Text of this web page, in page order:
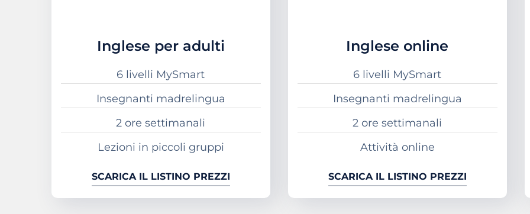
Inglese per adulti
6 livelli MySmart
Insegnanti madrelingua
2 ore settimanali
Lezioni in piccoli gruppi
SCARICA IL LISTINO PREZZI
Inglese online
6 livelli MySmart
Insegnanti madrelingua
2 ore settimanali
Attività online
SCARICA IL LISTINO PREZZI